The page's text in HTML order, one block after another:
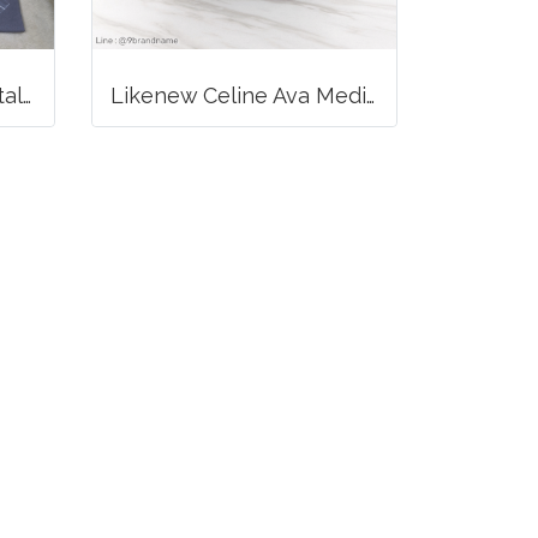
Balenciaga Classic Metallic Edge City Bag Likenew Celine Ava Medium Triomphe Canvas